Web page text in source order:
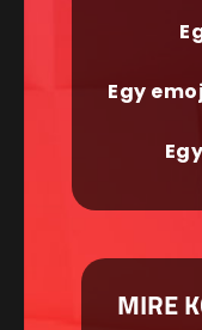
Egy
MIRE